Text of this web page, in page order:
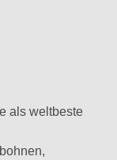
als weltbeste